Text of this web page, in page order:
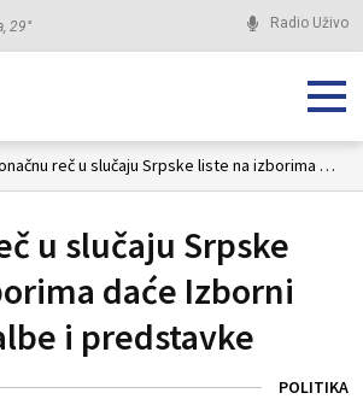
29° Radio Uživo
Konačnu reč u slučaju Srpske liste na izborima daće Izborni panel za žalbe i predstavke
u slučaju Srpske
daće Izborni
i predstavke
POLITIKA